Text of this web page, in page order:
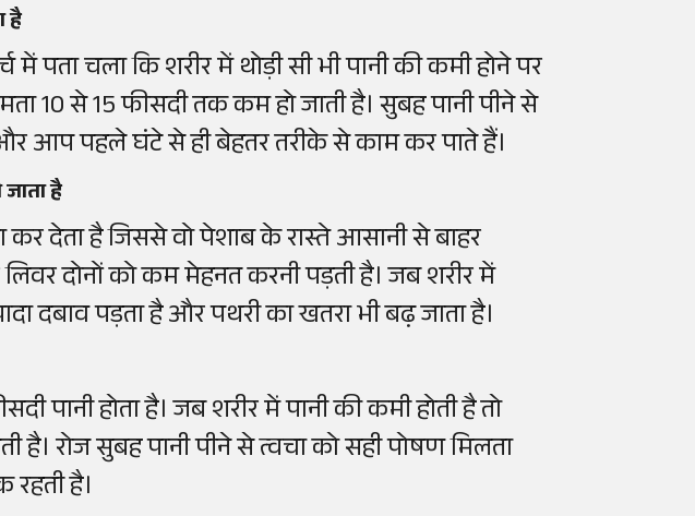
है
में पता चला कि शरीर में थोड़ी सी भी पानी की कमी होने पर
10 से 15 फीसदी तक कम हो जाती है। सुबह पानी पीने से
आप पहले घंटे से ही बेहतर तरीके से काम कर पाते हैं।
है
कर देता है जिससे वो पेशाब के रास्ते आसानी से बाहर
दोनों को कम मेहनत करनी पड़ती है। जब शरीर में
दबाव पड़ता है और पथरी का खतरा भी बढ़ जाता है।
पानी होता है। जब शरीर में पानी की कमी होती है तो
रोज सुबह पानी पीने से त्वचा को सही पोषण मिलता
है।